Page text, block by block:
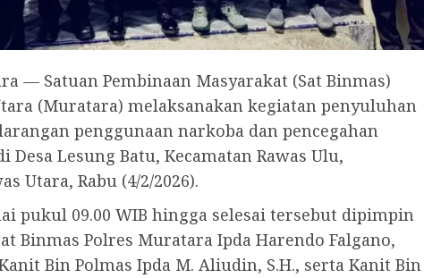
— Satuan Pembinaan Masyarakat (Sat Binmas)
(Muratara) melaksanakan kegiatan penyuluhan
penggunaan narkoba dan pencegahan
Lesung Batu, Kecamatan Rawas Ulu,
Utara, Rabu (4/2/2026).
pukul 09.00 WIB hingga selesai tersebut dipimpin
Binmas Polres Muratara Ipda Harendo Falgano,
Kanit Bin Polmas Ipda M. Aliudin, S.H., serta Kanit Bin